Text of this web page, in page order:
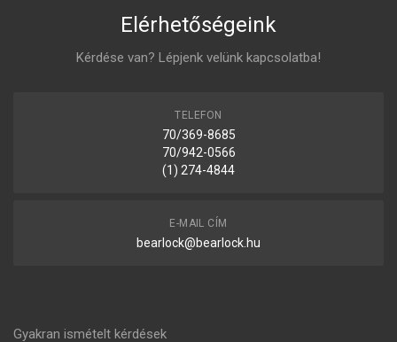
Elérhetőségeink
Kérdése van? Lépjenk velünk kapcsolatba!
TELEFON
70/369-8685
70/942-0566
(1) 274-4844
E-MAIL CÍM
bearlock@bearlock.hu
Gyakran ismételt kérdések